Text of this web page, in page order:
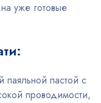
уже готовые
пастой с
проводимости,